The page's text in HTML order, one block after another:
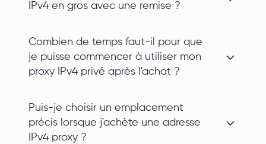
IPv4 en gros avec une remise ?
Combien de temps faut-il pour que
je puisse commencer à utiliser mon
proxy IPv4 privé après l'achat ?
Puis-je choisir un emplacement
précis lorsque j'achète une adresse
IPv4 proxy ?